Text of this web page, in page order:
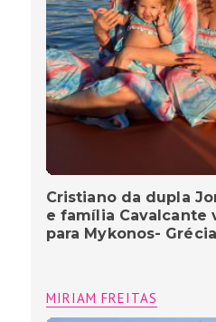
Cristiano da dupla
e família Cavalcante
para Mykonos- Grécia
MIRIAM FREITAS